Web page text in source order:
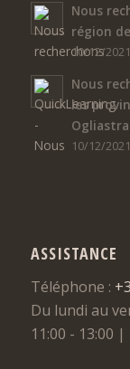
Nous
région
10/12/
Nous
les
10/12/
ASSISTANCE
Téléphone :
Du lundi au
11:00 - 13:00 |